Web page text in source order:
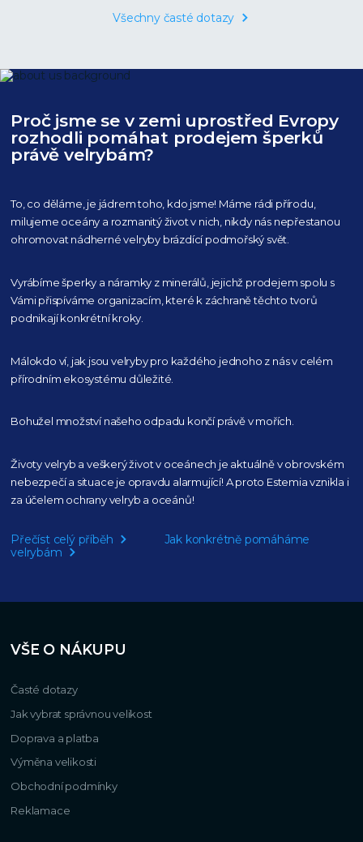
Všechny časté dotazy
Proč jsme se v zemi uprostřed Evropy
rozhodli pomáhat prodejem šperků
právě velrybám?
To, co děláme, je jádrem toho, kdo jsme! Máme rádi přírodu,
milujeme oceány a rozmanitý život v nich, nikdy nás nepřestanou
ohromovat nádherné velryby brázdící podmořský svět.
Vyrábíme šperky a náramky z minerálů, jejichž prodejem spolu s
Vámi přispíváme organizacím, které k záchraně těchto tvorů
podnikají konkrétní kroky.
Málokdo ví, jak jsou velryby pro každého jednoho z nás v celém
přírodním ekosystému důležité.
Bohužel množství našeho odpadu končí právě v mořích.
Životy velryb a veškerý život v oceánech je aktuálněv obrovském
nebezpečí a situace je opravdu alarmující! A proto Estemia vznikla i
za účelem ochrany velryb a oceánů!
Přečíst celý příběh
Jak konkrétně pomáháme
velrybám
VŠE O NÁKUPU
Časté dotazy
Jak vybrat správnou velikost
Doprava a platba
Výměna velikosti
Obchodní podmínky
Reklamace